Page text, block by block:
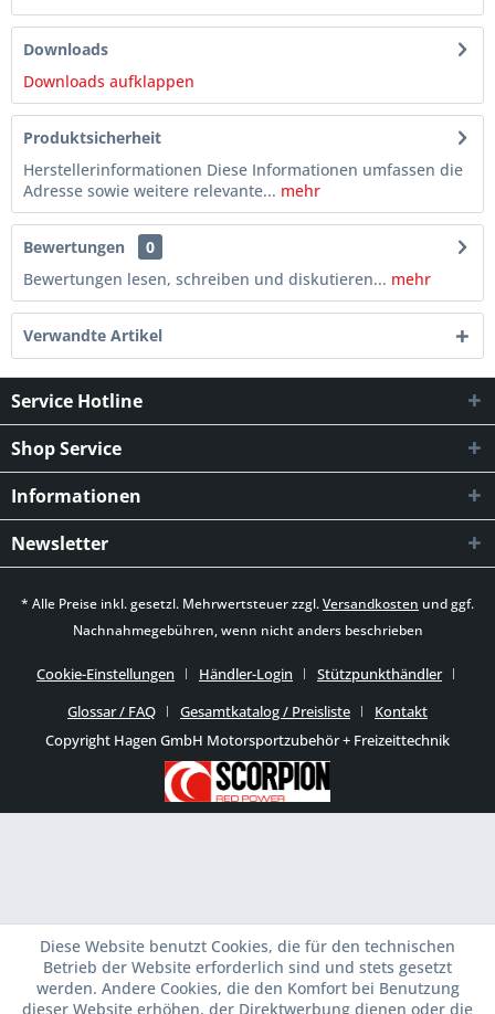
Downloads
Downloads aufklappen
Produktsicherheit
Herstellerinformationen Diese Informationen umfassen die
Adresse sowie weitere relevante... mehr
Bewertungen
0
Bewertungen lesen, schreiben und diskutieren... mehr
Verwandte Artikel
Service Hotline
Shop Service
Informationen
Newsletter
* Alle Preise inkl. gesetzl. Mehrwertsteuer zzgl.Versandkosten und ggf.
Nachnahmegebühren, wenn nicht anders beschrieben
Cookie-Einstellungen Händler-Login
Stützpunkthändler
Glossar / FAQ
Gesamtkatalog / Preisliste
Kontakt
Copyright Hagen GmbH Motorsportzubehör + Freizeittechnik
Diese Website benutzt Cookies, die für den technischen
Betrieb der Website erforderlich sind und stets gesetzt
werden. Andere Cookies, die den Komfort bei Benutzung
dieser Website erhöhen, der Direktwerbung dienen oder die